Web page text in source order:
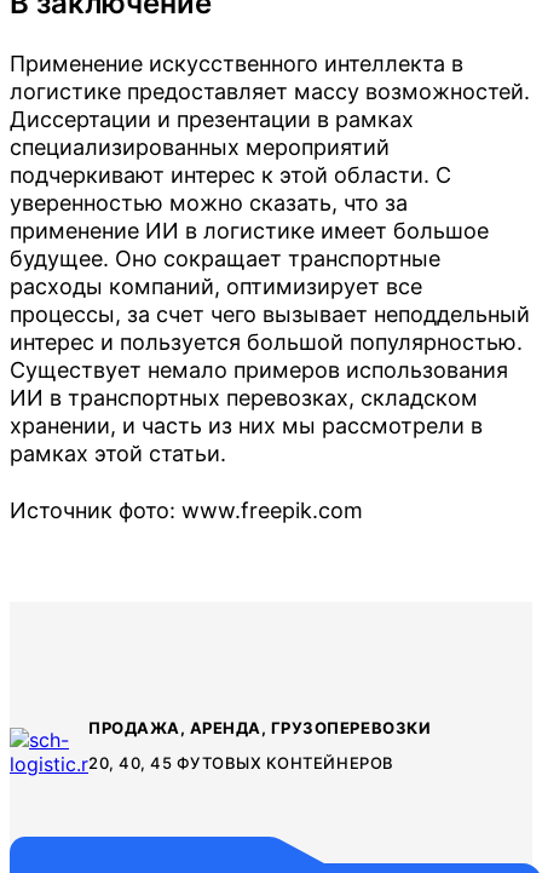
Применение искусственного интеллекта в
логистике предоставляет массу возможностей.
Диссертации и презентации в рамках
специализированных мероприятий
подчеркивают интерес к этой области. С
уверенностью можно сказать, что за
применение ИИ в логистике имеет большое
будущее. Оно сокращает транспортные
расходы компаний, оптимизирует все
процессы, за счет чего вызывает неподдельный
интерес и пользуется большой популярностью.
Существует немало примеров использования
ИИ в транспортных перевозках, складском
хранении, и часть из них мы рассмотрели в
рамках этой статьи.
Источник фото: www.freepik.com
ПРОДАЖА, АРЕНДА, ГРУЗОПЕРЕВОЗКИ
20, 40, 45 ФУТОВЫХ КОНТЕЙНЕРОВ